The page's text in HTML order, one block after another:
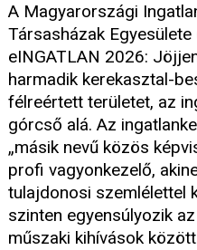
A Magyarországi
Társasházak
eINGATLAN 2026:
harmadik kerekasztal-
félreértett területet, az
górcső alá. Az
„másik nevű közös
profi vagyonkezelő,
tulajdonosi szemlélettel
szinten egyensúlyozik
műszaki kihívások